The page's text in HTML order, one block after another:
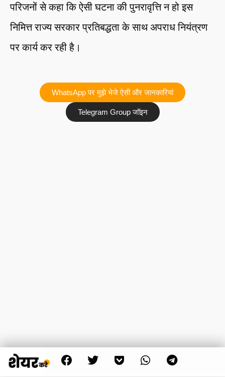
परिजनों से कहा कि ऐसी घटना की पुनरावृत्ति न हो इस
निमित्त राज्य सरकार प्रतिबद्धता के साथ अपराध नियंत्रण
पर कार्य कर रही है।
WhatsApp पर मुझे भेजे ऐसी और जानकारियां
Telegram Group जॉइन